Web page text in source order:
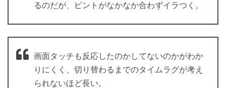
るのだが、ピントがなかなか合わずイラつく。
画面タッチも反応したのかしてないのかがわか
りにくく、切り替わるまでのタイムラグが考え
られないほど長い。